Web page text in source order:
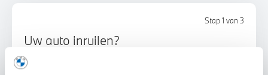
Stap 1 van 3
Uw auto inruilen?